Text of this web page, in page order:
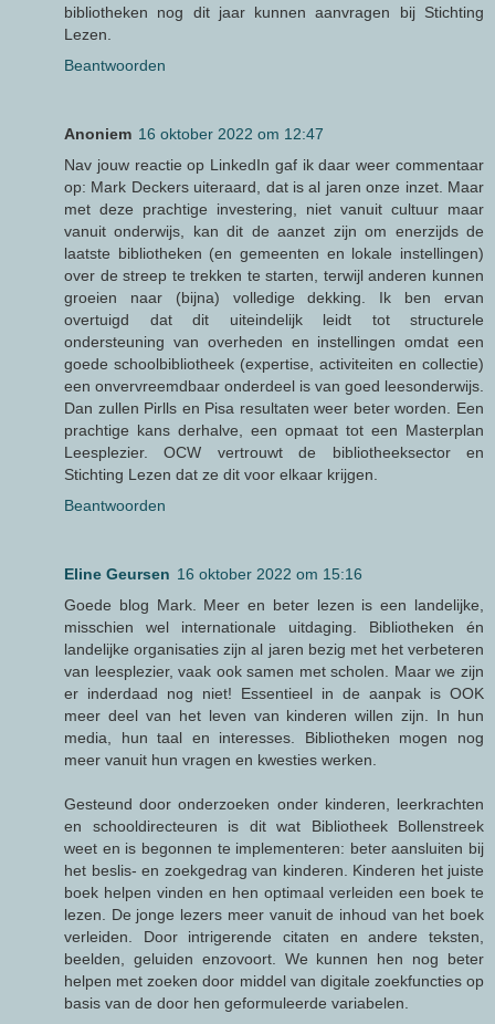
bibliotheken nog dit jaar kunnen aanvragen bij Stichting
Lezen.
Beantwoorden
Anoniem 16 oktober 2022 om 12:47
Nav jouw reactie op LinkedIn gaf ik daar weer commentaar
op: Mark Deckers uiteraard, dat is al jaren onze inzet. Maar
met deze prachtige investering, niet vanuit cultuur maar
vanuit onderwijs, kan dit de aanzet zijn om enerzijds de
laatste bibliotheken (en gemeenten en lokale instellingen)
over de streep te trekken te starten, terwijl anderen kunnen
groeien naar (bijna) volledige dekking. Ik ben ervan
overtuigd dat dit uiteindelijk leidt tot structurele
ondersteuning van overheden en instellingen omdat een
goede schoolbibliotheek (expertise, activiteiten en collectie)
een onvervreemdbaar onderdeel is van goed leesonderwijs.
Dan zullen Pirlls en Pisa resultaten weer beter worden. Een
prachtige kans derhalve, een opmaat tot een Masterplan
Leesplezier. OCW vertrouwt de bibliotheeksector en
Stichting Lezen dat ze dit voor elkaar krijgen.
Beantwoorden
Eline Geursen 16 oktober 2022 om 15:16
Goede blog Mark. Meer en beter lezen is een landelijke,
misschien wel internationale uitdaging. Bibliotheken én
landelijke organisaties zijn al jaren bezig met het verbeteren
van leesplezier, vaak ook samen met scholen. Maar we zijn
er inderdaad nog niet! Essentieel in de aanpak is OOK
meer deel van het leven van kinderen willen zijn. In hun
media, hun taal en interesses. Bibliotheken mogen nog
meer vanuit hun vragen en kwesties werken.
Gesteund door onderzoeken onder kinderen, leerkrachten
en schooldirecteuren is dit wat Bibliotheek Bollenstreek
weet en is begonnen te implementeren: beter aansluiten bij
het beslis- en zoekgedrag van kinderen. Kinderen het juiste
boek helpen vinden en hen optimaal verleiden een boek te
lezen. De jonge lezers meer vanuit de inhoud van het boek
verleiden. Door intrigerende citaten en andere teksten,
beelden, geluiden enzovoort. We kunnen hen nog beter
helpen met zoeken door middel van digitale zoekfuncties op
basis van de door hen geformuleerde variabelen.